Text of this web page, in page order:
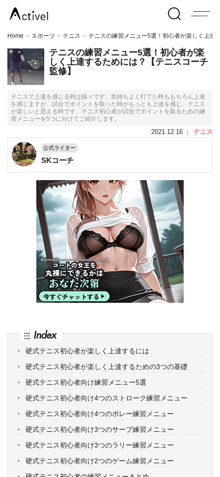
Home > スポーツ > テニス > テニスの練習メニュー5選！初心者が楽しく上達
テニスの練習メニュー5選！初心者が楽
しく上達するためには？【テニスコーチ
監修】
テニスで上達を感じる時は様々です。気持ちよく打てた時ももちろん上達
を感じますが、試合でポイントを取った時がもっとも上達を感じ、テニス
が楽しいと思える時です。テニス初心者が試合でポイントを取るための練
習メニューを5つに分けてご紹介します。
2021.12.16 ｜ テニス
公式ライター
SKコーチ
Index
硬式テニス初心者が楽しく上達するには
硬式テニス初心者が楽しく上達するための3つの基礎
硬式テニス初心者向け練習メニュー5選
硬式テニス初心者向け4つのストローク練習メニュー
硬式テニス初心者向け4つのボレー練習メニュー
硬式テニス初心者向け3つのサーブ練習メニュー
硬式テニス初心者向け3つのラリー練習メニュー
硬式テニス初心者向け2つのゲーム練習メニュー